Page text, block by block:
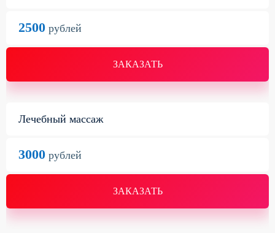
ЗАКАЗАТЬ
2500 рублей
Лечебный массаж
ЗАКАЗАТЬ
3000 рублей